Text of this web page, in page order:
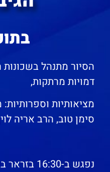
הסיור מתנהל
דמויות מרתקות,
מציאותיות
סימן טוב, הרב אריה
נפגש ב-16:30 בזראר בכר (בצלאל 11 ירושלים)